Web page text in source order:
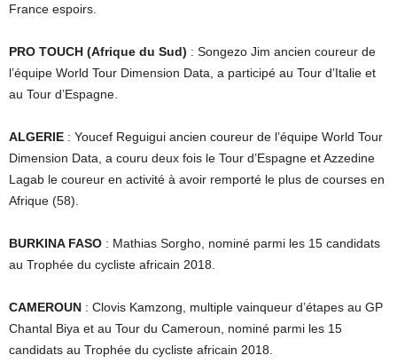
France espoirs.
PRO TOUCH (Afrique du Sud) : Songezo Jim ancien coureur de
l’équipe World Tour Dimension Data, a participé au Tour d’Italie et
au Tour d’Espagne.
ALGERIE : Youcef Reguigui ancien coureur de l’équipe World Tour
Dimension Data, a couru deux fois le Tour d’Espagne et Azzedine
Lagab le coureur en activité à avoir remporté le plus de courses en
Afrique (58).
BURKINA FASO : Mathias Sorgho, nominé parmi les 15 candidats
au Trophée du cycliste africain 2018.
CAMEROUN : Clovis Kamzong, multiple vainqueur d’étapes au GP
Chantal Biya et au Tour du Cameroun, nominé parmi les 15
candidats au Trophée du cycliste africain 2018.